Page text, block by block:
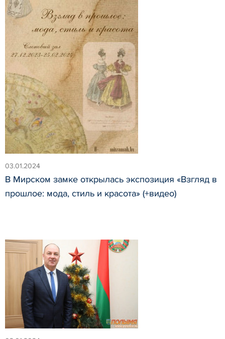
03.01.2024
В Мирском замке открылась экспозиция «Взгляд в
прошлое: мода, стиль и красота» (+видео)